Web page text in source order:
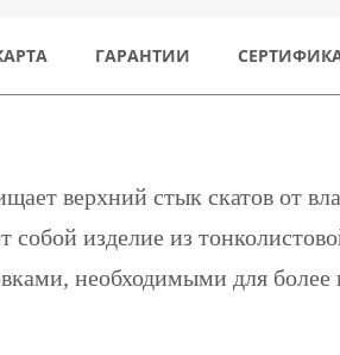
ГАРАНТИИ
верхний стык скатов от
собой изделие из
необходимыми для